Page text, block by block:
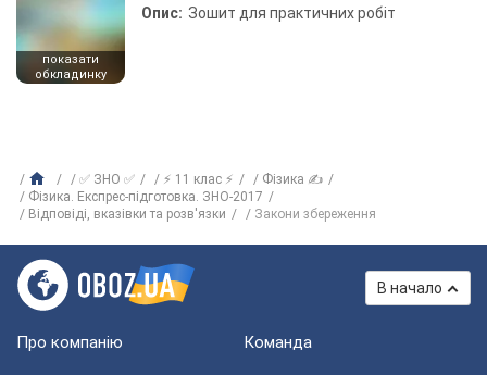
показати
обкладинку
Опис: Зошит для практичних робіт
✅ ЗНО ✅ ⚡ 11 клас ⚡
Фізика ✍
Фізика. Експрес-підготовка. ЗНО-2017
Відповіді, вказівки та розв'язки
Закони збереження
В начало
Про компанію Команда